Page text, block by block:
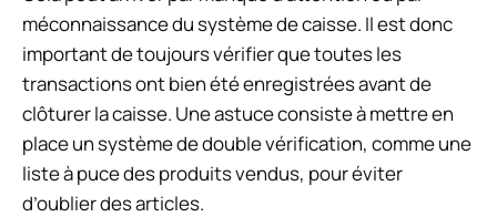
méconnaissance du système de caisse. Il est donc
important de toujours vérifier que toutes les
transactions ont bien été enregistrées avant de
clôturer la caisse. Une astuce consiste à mettre en
place un système de double vérification, comme une
liste à puce des produits vendus, pour éviter
d’oublier des articles.